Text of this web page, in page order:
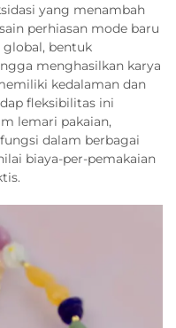
yang menambah
perhiasan mode baru
global, bentuk
menghasilkan karya
kedalaman dan
fleksibilitas ini
lemari pakaian,
dalam berbagai
biaya-per-pemakaian